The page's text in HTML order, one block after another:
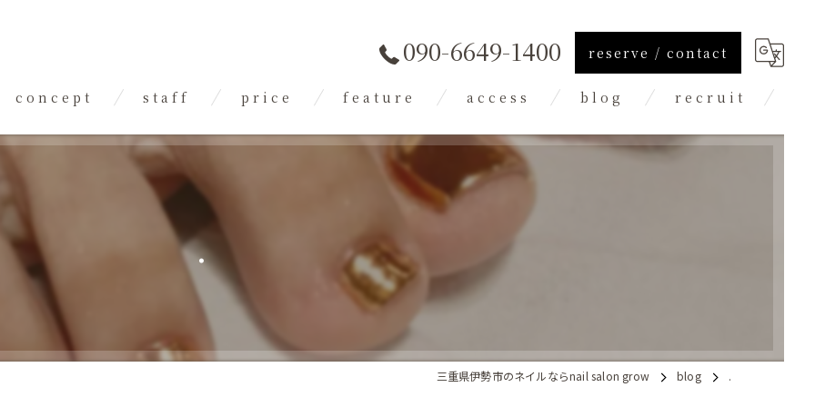
090-6649-1400 reserve / contact
concept
flow
staff
gallery
price feature
トレンド
access blog
column
recruit
.
三重県伊勢市のネイルならnail salon grow blog .